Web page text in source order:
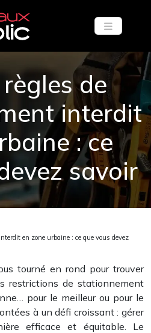
de
interdit
: ce
savoir
en zone urbaine : ce que vous devez
tourné en rond pour trouver
restrictions de stationnement
pour le meilleur ou pour le
à un défi croissant : gérer
efficace et équitable. Le